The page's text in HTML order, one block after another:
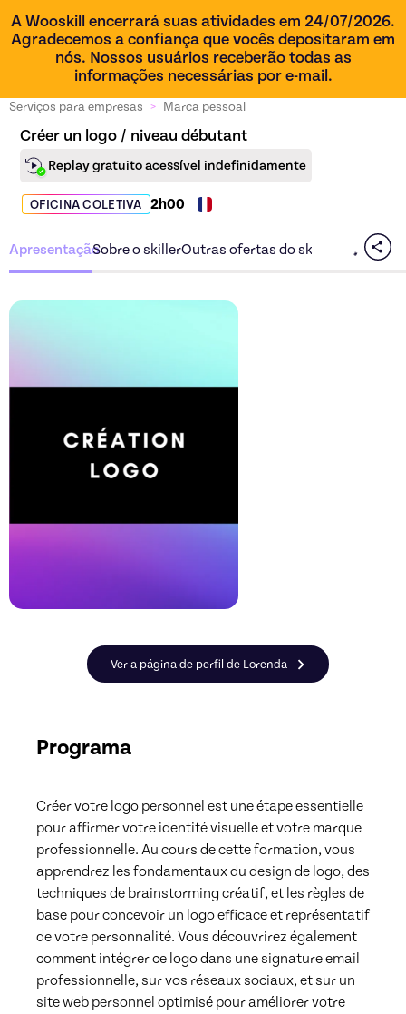
A Wooskill encerrará suas atividades em 24/07/2026.
Agradecemos a confiança que vocês depositaram em
nós. Nossos usuários receberão todas as
informações necessárias por e-mail.
Serviços para empresas > Marca pessoal
Créer un logo / niveau débutant
Replay gratuito acessível indefinidamente
OFICINA COLETIVA 2h00
ApresentaçãoSobre o skillerOutras ofertas do skiller
Ver a página de perfil de Lorenda
Programa
Créer votre logo personnel est une étape essentielle
pour affirmer votre identité visuelle et votre marque
professionnelle. Au cours de cette formation, vous
apprendrez les fondamentaux du design de logo, des
techniques de brainstorming créatif, et les règles de
base pour concevoir un logo efficace et représentatif
de votre personnalité. Vous découvrirez également
comment intégrer ce logo dans une signature email
professionnelle, sur vos réseaux sociaux, et sur un
site web personnel optimisé pour améliorer votre